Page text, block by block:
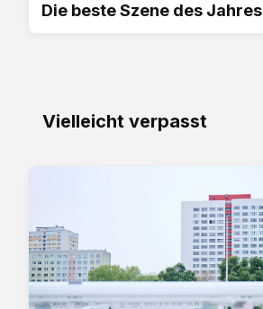
Die beste Szene des Jahres
Vielleicht verpasst